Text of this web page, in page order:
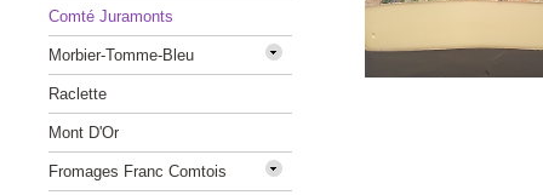
Comté Juramonts
Morbier-Tomme-Bleu
Raclette
Mont D'Or
Fromages Franc Comtois